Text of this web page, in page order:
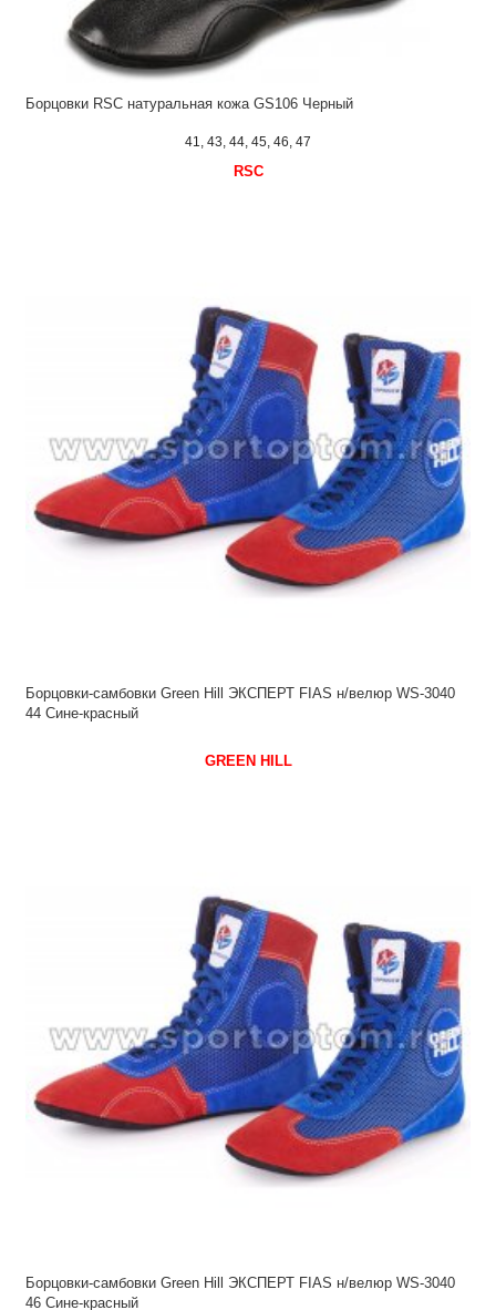
Борцовки RSC натуральная кожа GS106 Черный
41, 43, 44, 45, 46, 47
RSC
Борцовки-самбовки Green Hill ЭКСПЕРТ FIAS н/велюр WS-3040
44 Сине-красный
GREEN HILL
Борцовки-самбовки Green Hill ЭКСПЕРТ FIAS н/велюр WS-3040
46 Сине-красный